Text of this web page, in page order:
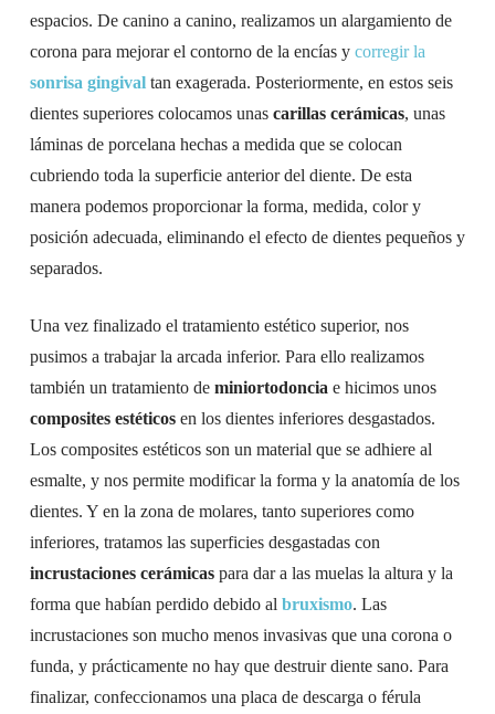
espacios. De canino a canino, realizamos un alargamiento de
corona para mejorar el contorno de la encías y corregir la
sonrisa gingival tan exagerada. Posteriormente, en estos seis
dientes superiores colocamos unas carillas cerámicas, unas
láminas de porcelana hechas a medida que se colocan
cubriendo toda la superficie anterior del diente. De esta
manera podemos proporcionar la forma, medida, color y
posición adecuada, eliminando el efecto de dientes pequeños y
separados.
Una vez finalizado el tratamiento estético superior, nos
pusimos a trabajar la arcada inferior. Para ello realizamos
también un tratamiento de miniortodoncia e hicimos unos
composites estéticosen los dientes inferiores desgastados.
Los composites estéticos son un material que se adhiere al
esmalte, y nos permite modificar la forma y la anatomía de los
dientes. Y en la zona de molares, tanto superiores como
inferiores, tratamos las superficies desgastadas con
incrustaciones cerámicaspara dar a las muelas la altura y la
forma que habían perdido debido al bruxismo. Las
incrustaciones son mucho menos invasivas que una corona o
funda, y prácticamente no hay que destruir diente sano. Para
finalizar, confeccionamos una placa de descarga o férula